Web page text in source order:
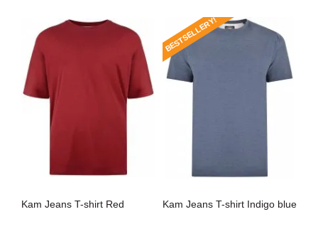
Kam Jeans T-shirt Red Kam Jeans T-shirt Indigo blue
BESTSELLERY!